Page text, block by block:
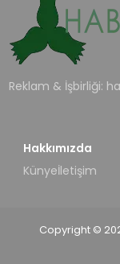
Reklam & İşbirliği:
Hakkımızda
Künyeİletişim
Copyright ©